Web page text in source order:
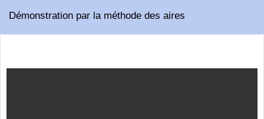
Démonstration par la méthode des aires